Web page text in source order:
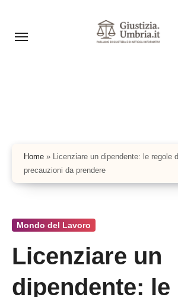
contenuto
Home » Licenziare un dipendente: le regole
precauzioni da prendere
Mondo del Lavoro
Licenziare un
dipendente: le